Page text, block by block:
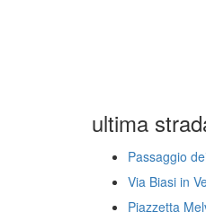
ultima
Passaggio
Via Biasi in
Piazzetta